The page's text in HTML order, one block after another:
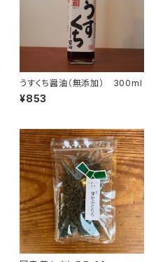
うすくち醤油（無添加） 300ml
¥853